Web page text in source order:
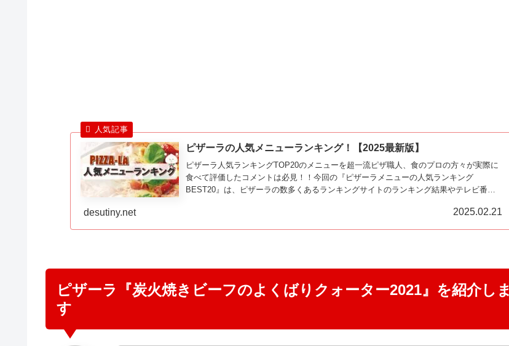
ピザーラの人気メニューランキング！【2025最新版】
ピザーラ人気ランキングTOP20のメニューを超一流ピザ職人、食のプロの方々が実際に
食べて評価したコメントは必見！！今回の『ピザーラメニューの人気ランキング
BEST20』は、ピザーラの数多くあるランキングサイトのランキング結果やテレビ番組
desutiny.net 2025.02.21
ピザーラ『炭火焼きビーフのよくばりクォーター2021』を紹介しま
す